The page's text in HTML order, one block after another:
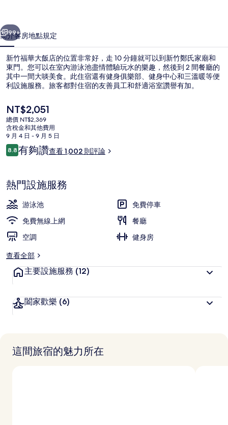
的
相
片
集
個 下一個
99+
簡介客房地點規定
新竹福華大飯店的位置非常好，走 10 分鐘就可以到新竹鄭氏家廟和
東門。您可以在室內游泳池盡情體驗玩水的樂趣，然後到 2 間餐廳的
其中一間大啖美食。此住宿還有健身俱樂部、健身中心和三溫暖等便
利設施服務。旅客都對住宿的友善員工和舒適浴室讚譽有加。
目
前
的
價
格
是
NT$2,051
總價 NT$2,369
含稅金和其他費用
9 月 4 日 - 9 月 5 日
評
論
8.88.8 分，滿分 10 分，
有夠讚查看 1,002 則評論
熱門設施服務
游泳池
免費停車
免費無線上網
餐廳
空調
健身房
查看全部
主要設施服務 (12)
闔家歡樂 (6)
這間旅宿的魅力所在